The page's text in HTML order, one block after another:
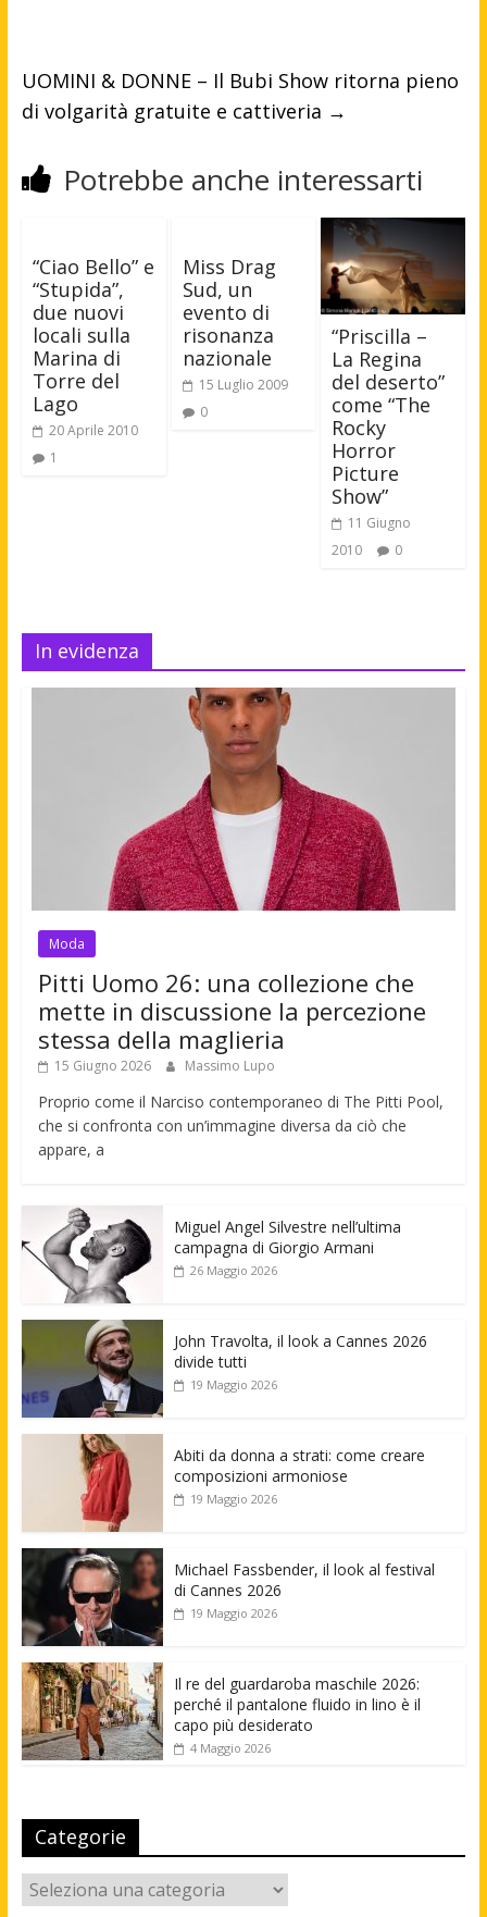
UOMINI & DONNE – Il Bubi Show ritorna pieno
di volgarità gratuite e cattiveria →
Potrebbe anche interessarti
“Ciao Bello” e
“Stupida”,
due nuovi
locali sulla
Marina di
Torre del
Lago
20 Aprile 2010
1
Miss Drag
Sud, un
evento di
risonanza
nazionale
15 Luglio 2009
0
“Priscilla –
La Regina
del deserto”
come “The
Rocky
Horror
Picture
Show”
11 Giugno
2010
0
In evidenza
Moda
Pitti Uomo 26: una collezione che
mette in discussione la percezione
stessa della maglieria
15 Giugno 2026 Massimo Lupo
Proprio come il Narciso contemporaneo di The Pitti Pool,
che si confronta con un’immagine diversa da ciò che
appare, a
Miguel Angel Silvestre nell’ultima
campagna di Giorgio Armani
26 Maggio 2026
John Travolta, il look a Cannes 2026
divide tutti
19 Maggio 2026
Abiti da donna a strati: come creare
composizioni armoniose
19 Maggio 2026
Michael Fassbender, il look al festival
di Cannes 2026
19 Maggio 2026
Il re del guardaroba maschile 2026:
perché il pantalone fluido in lino è il
capo più desiderato
4 Maggio 2026
Categorie
Categorie